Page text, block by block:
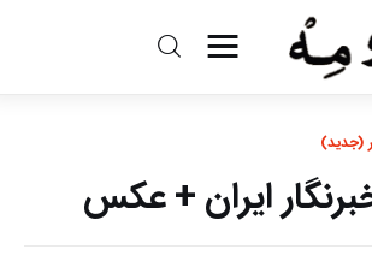
(جدید)
ایران + عکس